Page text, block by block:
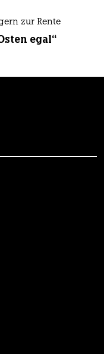
zur Rente
egal“